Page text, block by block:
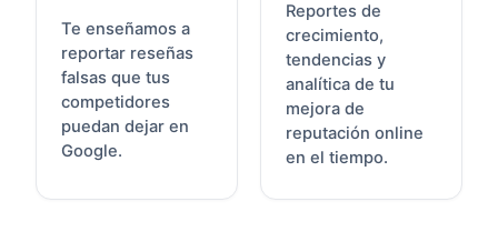
Te enseñamos a
reportar reseñas
falsas que tus
competidores
puedan dejar en
Google.
Reportes de
crecimiento,
tendencias y
analítica de tu
mejora de
reputación online
en el tiempo.